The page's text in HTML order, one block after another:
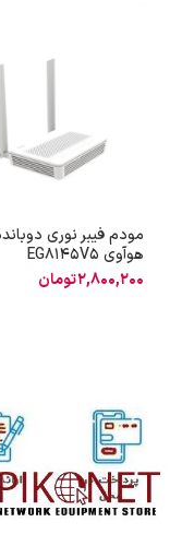
مودم فیبر نوری
هوآوی EG8145V5
2,800,200تومان